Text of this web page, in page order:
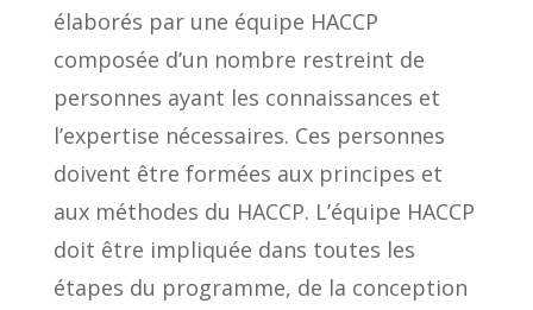
élaborés par une équipe HACCP
composée d’un nombre restreint de
personnes ayant les connaissances et
l’expertise nécessaires. Ces personnes
doivent être formées aux principes et
aux méthodes du HACCP. L’équipe HACCP
doit être impliquée dans toutes les
étapes du programme, de la conception